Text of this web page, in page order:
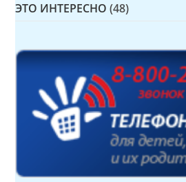
ЭТО ИНТЕРЕСНО (48)